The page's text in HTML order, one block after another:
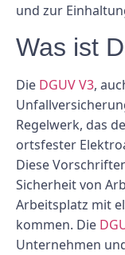
und zur
Was ist
Die DGUV V3,
Regelwerk, das
ortsfester
Diese
Sicherheit von
Arbeitsplatz mit
kommen. Die
Unternehmen